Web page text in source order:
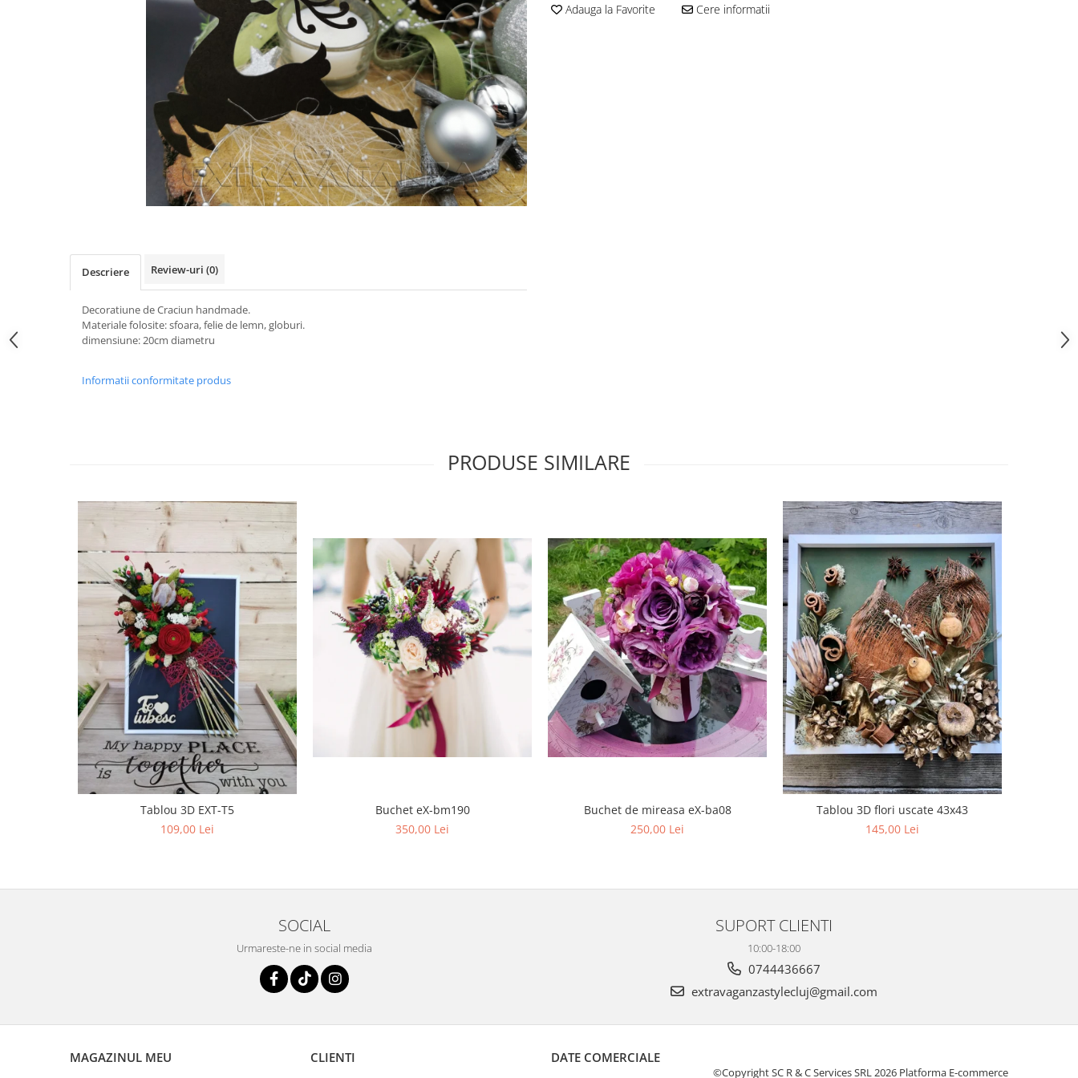
Toamna și Halloween
Valentine's Day
Buchete extravagante
Adauga la Favorite Cere informatii
Descriere Review-uri (0)
Decoratiune de Craciun handmade.
Materiale folosite: sfoara, felie de lemn, globuri.
dimensiune: 20cm diametru
Informatii conformitate produs
PRODUSE SIMILARE
Tablou 3D EXT-T5
109,00 Lei
Buchet eX-bm190
350,00 Lei
Buchet de mireasa eX-ba08
250,00 Lei
Tablou 3D flori uscate 43x43
145,00 Lei
SOCIAL
Urmareste-ne in social media
SUPORT CLIENTI
10:00-18:00
0744436667
extravaganzastylecluj@gmail.com
MAGAZINUL MEU CLIENTI DATE COMERCIALE
©Copyright SC R & C Services SRL 2026 Platforma E-commerce